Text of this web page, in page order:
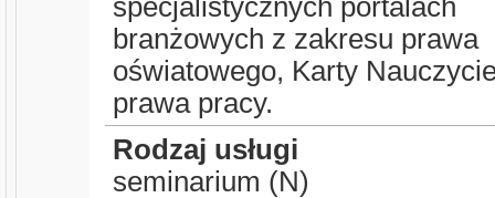
specjalistycznych portalach
branżowych z zakresu prawa
oświatowego, Karty
prawa pracy.
Rodzaj usługi
seminarium (N)